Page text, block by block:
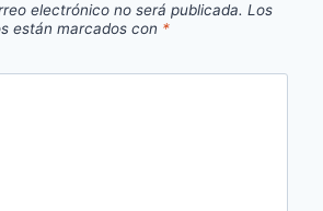
electrónico no será publicada. Los
están marcados con *